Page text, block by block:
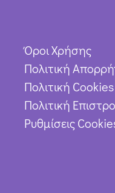
Όροι Χρήσης
Πολιτική
Πολιτική Cookies
Πολιτική
Ρυθμίσεις